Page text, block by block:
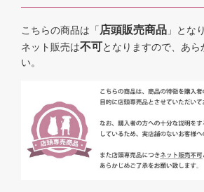
こちらの商品は「店頭販売商品 」とな
ネット販売は不可となりますので、あら
い。